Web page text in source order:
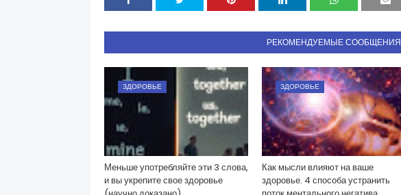
РЕКОМЕНДУЕМЫЕ СООБЩЕНИЯ
ЗДОРОВЬЕ
Меньше употребляйте эти 3 слова,
и вы укрепите свое здоровье
ЗДОРОВЬЕ
Как мысли влияют на ваше
здоровье. 4 способа устранить